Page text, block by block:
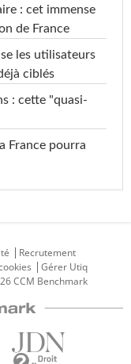
: cet immense
de France
les utilisateurs
ciblés
: cette "quasi-
France pourra
Recrutement
Gérer Utiq
CCM Benchmark